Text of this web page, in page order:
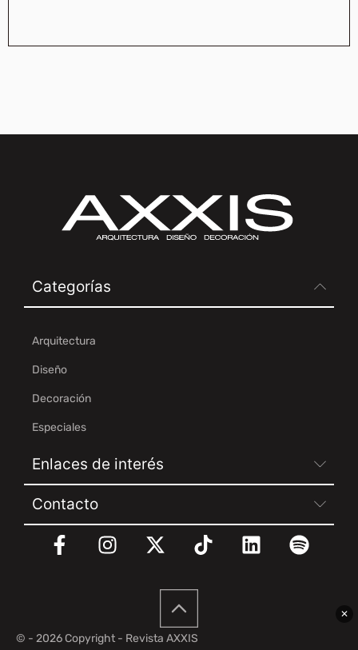
✕
Categorías
Arquitectura
Diseño
Decoración
Especiales
Enlaces de interés
Contacto
© - 2026 Copyright - Revista AXXIS